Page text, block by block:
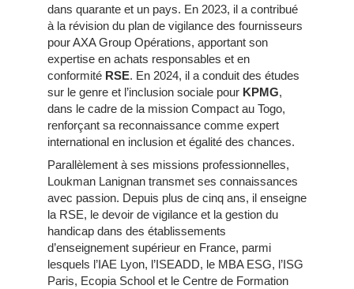
dans quarante et un pays. En 2023, il a contribué
à la révision du plan de vigilance des fournisseurs
pour AXA Group Opérations, apportant son
expertise en achats responsables et en
conformité RSE. En 2024, il a conduit des études
sur le genre et l’inclusion sociale pour KPMG,
dans le cadre de la mission Compact au Togo,
renforçant sa reconnaissance comme expert
international en inclusion et égalité des chances.
Parallèlement à ses missions professionnelles,
Loukman Lanignan transmet ses connaissances
avec passion. Depuis plus de cinq ans, il enseigne
la RSE, le devoir de vigilance et la gestion du
handicap dans des établissements
d’enseignement supérieur en France, parmi
lesquels l’IAE Lyon, l’ISEADD, le MBA ESG, l’ISG
Paris, Ecopia School et le Centre de Formation